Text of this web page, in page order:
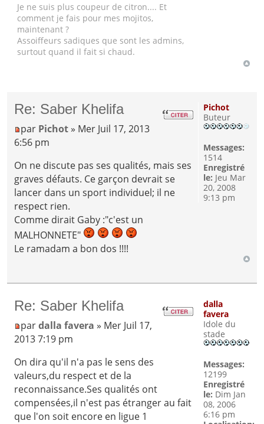
Je ne suis plus coupeur de citron.... Et
comment je fais pour mes mojitos,
maintenant ?
Assoiffeurs sadiques que sont les admins,
surtout quand il fait si chaud.
Re: Saber Khelifa
par Pichot » Mer Juil 17, 2013
6:56 pm
On ne discute pas ses qualités, mais ses
graves défauts. Ce garçon devrait se
lancer dans un sport individuel; il ne
respect rien.
Comme dirait Gaby :"c'est un
MALHONNETE"
Le ramadam a bon dos !!!!
Pichot
Buteur
Messages:
1514
Enregistré
le: Jeu Mar
20, 2008
9:13 pm
Re: Saber Khelifa
pardalla favera » Mer Juil 17,
2013 7:19 pm
On dira qu'il n'a pas le sens des
valeurs,du respect et de la
reconnaissance.Ses qualités ont
compensées,il n'est pas étranger au fait
que l'on soit encore en ligue 1
dalla
favera
Idole du
stade
Messages:
12199
Enregistré
le: Dim Jan
08, 2006
6:16 pm